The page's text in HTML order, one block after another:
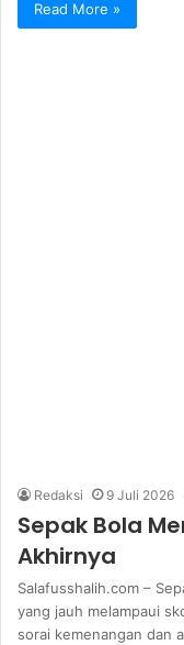
Read More »
Redaksi 9 Juli 2026
Sepak Bola
Akhirnya
Salafusshalih.com –
yang jauh melampaui
sorai kemenangan dan